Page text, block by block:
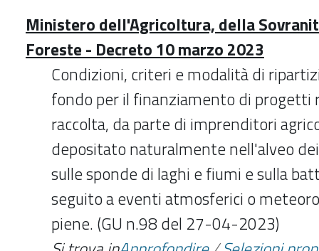
Ministero dell'Agricoltura, della
Foreste - Decreto 10 marzo 2023
Condizioni, criteri e modalità di
fondo per il finanziamento di progetti
raccolta, da parte di imprenditori
depositato naturalmente nell'alveo
sulle sponde di laghi e fiumi e sulla
seguito a eventi atmosferici o
piene. (GU n.98 del 27-04-2023)